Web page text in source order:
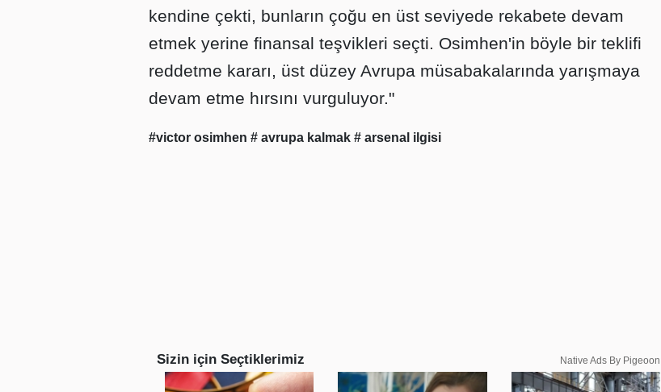
kendine çekti, bunların çoğu en üst seviyede rekabete devam
etmek yerine finansal teşvikleri seçti. Osimhen'in böyle bir teklifi
reddetme kararı, üst düzey Avrupa müsabakalarında yarışmaya
devam etme hırsını vurguluyor."
#victor osimhen # avrupa kalmak # arsenal ilgisi
Sizin için Seçtiklerimiz Native Ads By Pigeoon